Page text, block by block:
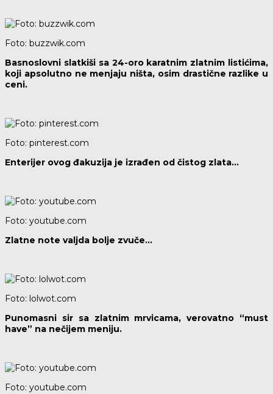
Foto: buzzwik.com
Basnoslovni slatkiši sa 24-oro karatnim zlatnim listićima,
koji apsolutno ne menjaju ništa, osim drastične razlike u
ceni.
Foto: pinterest.com
Enterijer ovog đakuzija je izrađen od čistog zlata…
Foto: youtube.com
Zlatne note valjda bolje zvuče…
Foto: lolwot.com
Punomasni sir sa zlatnim mrvicama, verovatno “must
have” na nečijem meniju.
Foto: youtube.com